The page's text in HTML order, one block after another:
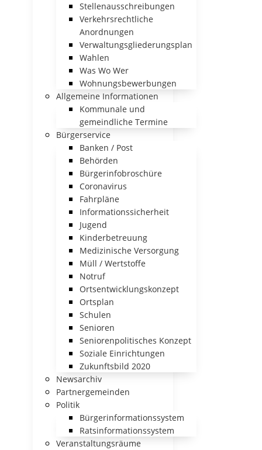
Stellenausschreibungen
Verkehrsrechtliche
Anordnungen
Verwaltungsgliederungsplan
Wahlen
Was Wo Wer
Wohnungsbewerbungen
Allgemeine Informationen
Kommunale und
gemeindliche Termine
Bürgerservice
Banken / Post
Behörden
Bürgerinfobroschüre
Coronavirus
Fahrpläne
Informationssicherheit
Jugend
Kinderbetreuung
Medizinische Versorgung
Müll / Wertstoffe
Notruf
Ortsentwicklungskonzept
Ortsplan
Schulen
Senioren
Seniorenpolitisches Konzept
Soziale Einrichtungen
Zukunftsbild 2020
Newsarchiv
Partnergemeinden
Politik
Bürgerinformationssystem
Ratsinformationssystem
Veranstaltungsräume